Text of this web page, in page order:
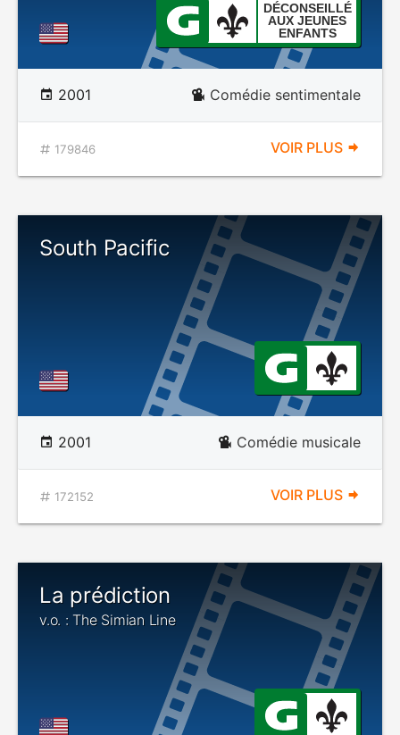
DÉCONSEILLÉ
AUX JEUNES
ENFANTS
2001 Comédie sentimentale
179846 VOIR PLUS
South Pacific
2001 Comédie musicale
172152 VOIR PLUS
La prédiction
v.o. : The Simian Line